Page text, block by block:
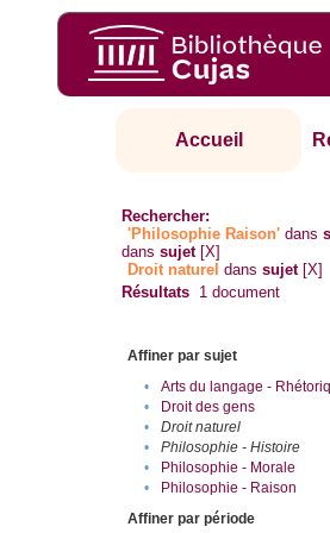
Accueil
Rechercher:
'Philosophie Raison' dans
danssujet [X]
Droit naturel danssujet [X]
Résultats 1 document
Affiner par sujet
•
Arts du langage -
•
Droit des gens
•
Droit naturel
•
Philosophie - Histoire
•
Philosophie - Morale
•
Philosophie - Raison
Affiner par période